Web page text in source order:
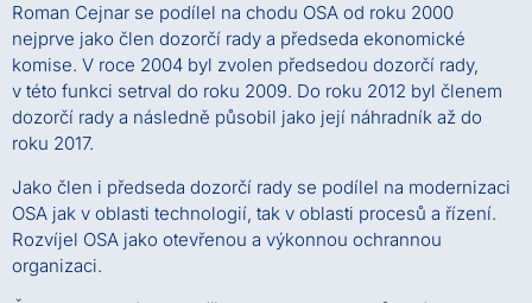
Roman Cejnar se podílel na chodu OSA od roku 2000
nejprve jako člen dozorčí rady a předseda ekonomické
komise. V roce 2004 byl zvolen předsedou dozorčí rady,
v této funkci setrval do roku 2009. Do roku 2012 byl členem
dozorčí rady a následně působil jako její náhradník až do
roku 2017.
Jako člen i předseda dozorčí rady se podílel na modernizaci
OSA jak v oblasti technologií, tak v oblasti procesů a řízení.
Rozvíjel OSA jako otevřenou a výkonnou ochrannou
organizaci.